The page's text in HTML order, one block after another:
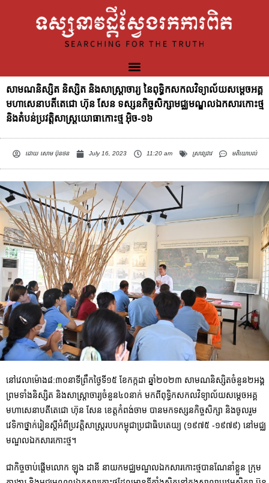
សាមណនិស្សិត និស្សិត និងសាស្ត្រាចារ្យ នៃពុទ្ធិកសកលវិទ្យាល័យសម្តេចអគ្គ
មហាសេនាបតីតេជោ ហ៊ុន សែន ទស្សនកិច្ចសិក្សាមជ្ឈមណ្ឌលឯកសារកោះថ្ម
និងតំបន់ប្រវត្តិសាស្ត្រយោធាកោះថ្ម អ៊ិច-១៦
ដោយសោម ប៊ុនថន July 16, 2023 11:20 am ស្រាវជ្រាវ មតិយោបល់
នៅវេលាម៉ោង៨:៣០នាទីព្រឹកថ្ងៃទី១៥ ខែកក្កដា ឆ្នាំ២០២៣ សាមណនិស្សិតចំនួន២អង្គ
ព្រមទាំងនិស្សិត និងសាស្ត្រាចារ្យចំនួន៤០នាក់ មកពីពុទ្ធិកសកលវិទ្យាល័យសម្តេចអគ្គ
មហាសេនាបតីតេជោ ហ៊ុន សែន ខេត្តកំពង់ចាម បានមកទស្សនកិច្ចសិក្សា និងចូលរួម
វេទិកាថ្នាក់រៀនស្តីអំពីប្រវត្តិសាស្ត្ររបបកម្ពុជាប្រជាធិបតេយ្យ (១៩៧៥ -១៩៧៩) នៅមជ្ឈ
មណ្ឌលឯកសារកោះថ្ម។
ជាកិច្ចចាប់ផ្តើមលោក ឡុង ដានី នាយកមជ្ឈមណ្ឌលឯកសារកោះថ្មបានណែនាំខ្លួន ក្រុម